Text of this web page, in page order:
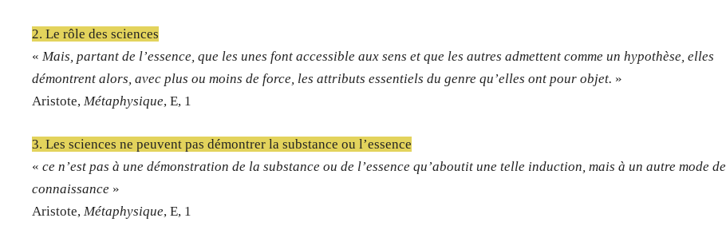
2. Le rôle des sciences
«Mais, partant de l’essence, que les unes font accessible aux sens et que les autres admettent comme un hypothèse, elles
démontrent alors, avec plus ou moins de force, les attributs essentiels du genre qu’elles ont pour objet. »
Aristote,Métaphysique, E, 1
3. Les sciences ne peuvent pas démontrer la substance ou l’essence
«ce n’est pas à une démonstration de la substance ou de l’essence qu’aboutit une telle induction, mais à un autre mode de
connaissance »
Aristote, Métaphysique, E, 1